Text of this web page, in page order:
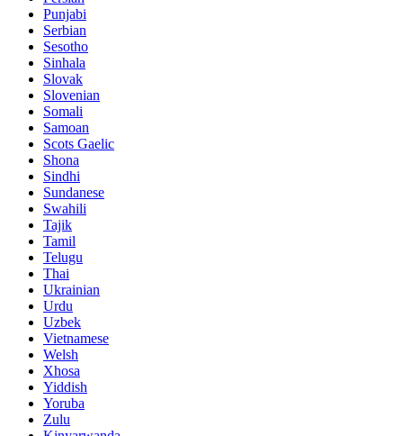
Punjabi
Serbian
Sesotho
Sinhala
Slovak
Slovenian
Somali
Samoan
Scots Gaelic
Shona
Sindhi
Sundanese
Swahili
Tajik
Tamil
Telugu
Thai
Ukrainian
Urdu
Uzbek
Vietnamese
Welsh
Xhosa
Yiddish
Yoruba
Zulu